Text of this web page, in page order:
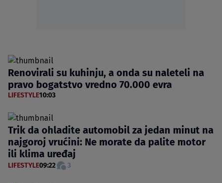
Renovirali su kuhinju, a onda su naleteli na
pravo bogatstvo vredno 70.000 evra
LIFESTYLE10:03
Trik da ohladite automobil za jedan minut na
najgoroj vrućini: Ne morate da palite motor
ili klima uređaj
LIFESTYLE09:22 3